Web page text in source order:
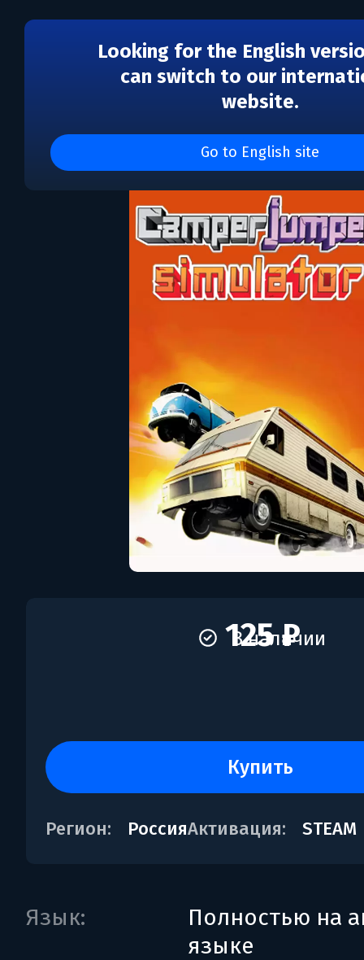
Looking for the English
can switch to our
website.
Go to English site
Camper Jumper
125 ₽
купить
Регион: РоссияАктивация: STEAM
В наличии
Язык:
Полностью на
языке